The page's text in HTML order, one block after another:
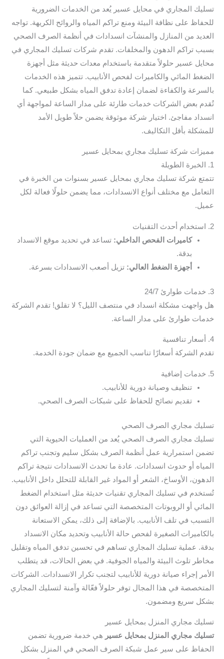
تسليك المجاري في محايل عسير يُعد من الخدمات الضرورية
للحفاظ على نظافة البيئة ومنع تراكم المياه والروائح الكريهة. تواجه
العديد من المنازل والمنشآت انسدادات في أنظمة الصرف الصحي
بسبب تراكم الدهون والمخلفات. تقدم شركات تسليك المجاري في
محايل عسير حلولاً متقدمة باستخدام معدات حديثة مثل أجهزة
الضغط المائي والكاميرات لفحص الأنابيب. تتميز هذه الخدمات
بالسرعة والكفاءة لضمان إعادة تدفق المياه بشكل طبيعي. كما
تُقدم بعض الشركات خدمات طارئة على مدار الساعة لمواجهة أي
انسداد مفاجئ. اختيار شركة موثوقة يضمن حلاً طويل الأمد
للمشكلة بأقل التكاليف.
مميزات شركة تسليك مجاري بمحايل عسير
1. الخبرة الطويلة
تتمتع شركة تسليك مجاري بمحايل عسير بسنوات من الخبرة في
التعامل مع مختلف أنواع الانسدادات، مما يضمن حلولًا فعالة لكل
عميل.
2. استخدام أحدث التقنيات
كاميرات الفحص الداخلي: تساعد في تحديد موقع الانسداد
بدقة.
أجهزة الضغط العالي: تزيل أصعب الانسدادات بسرعة.
3. خدمات طوارئ 24/7
هل واجهت مشكلة انسداد في منتصف الليل؟ لا تقلق! تقدم الشركة
خدمات طوارئ على مدار الساعة.
4. أسعار تنافسية
تقدم الشركة أسعارًا تناسب الجميع مع ضمان جودة الخدمة.
5. خدمات إضافية
تنظيف وصيانة دورية للأنابيب.
تقديم نصائح للحفاظ على شبكات الصرف الصحي.
تسليك مجاري الصرف الصحي
تسليك مجاري الصرف الصحي يُعد من العمليات الحيوية التي
تضمن استمرارية عمل أنظمة الصرف بشكل سليم وتجنب تراكم
المياه أو حدوث انسدادات. عادة ما تحدث الانسدادات نتيجة تراكم
الدهون، الأوساخ، الشعر أو المواد غير القابلة للتحلل داخل الأنابيب.
تُستخدم في تسليك المجاري تقنيات حديثة مثل استخدام الضغط
المائي أو الروبوتات المتخصصة التي تساعد في إزالة العوائق دون
التسبب في تلف الأنابيب. بالإضافة إلى ذلك، يمكن الاستعانة
بالكاميرات الصغيرة لفحص حالة الأنابيب وتحديد مكان الانسداد
بدقة. عملية تسليك المجاري تساهم في تحسين تدفق المياه وتقليل
مخاطر تلوث البيئة والمياه الجوفية. في بعض الحالات، قد يتطلب
الأمر إجراء صيانة دورية للأنابيب لتجنب تكرار الانسدادات. الشركات
المتخصصة في هذا المجال توفر حلولاً فعّالة وآمنة لتسليك المجاري
بشكل سريع ومضمون.
تسليك مجاري المنزل بمحايل عسير
تسليك مجاري المنزل بمحايل عسير هي خدمة ضرورية تضمن
الحفاظ على سير عمل شبكة الصرف الصحي في المنزل بشكل